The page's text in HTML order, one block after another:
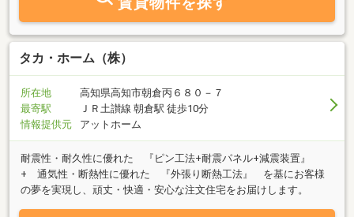
のお手伝い・買取相談・不動産の有効活用・リノベーション・リフ
ォームの無料提案・損害保険代理店」ご相談内容により、顧問の税
理士・司法書士・土地家屋調査士・設計事務所と連携してお客様の
ご要望に「ワンストップ」で対応します。まずはお客様のお悩みを
町にも店舗がございます。住所：高岡郡佐川町甲851-3 電話0889-
22-0004
タカ・ホーム（株）
所在地
高知県高知市朝倉丙６８０－７
最寄駅
ＪＲ土讃線 朝倉駅 徒歩10分
情報提供元
アットホーム
耐震性・耐久性に優れた 『ピン工法+耐震パネル+減震装置』
+ 通気性・断熱性に優れた 『外張り断熱工法』 を基にお客様
の夢を実現し、頑丈・快適・安心な注文住宅をお届けします。